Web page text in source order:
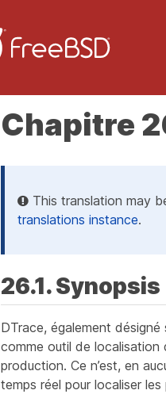
Chapitre
This translation may
translations instance.
26.1. Synopsis
DTrace, également
comme outil de localisation
production. Ce n’est, en
temps réel pour localiser